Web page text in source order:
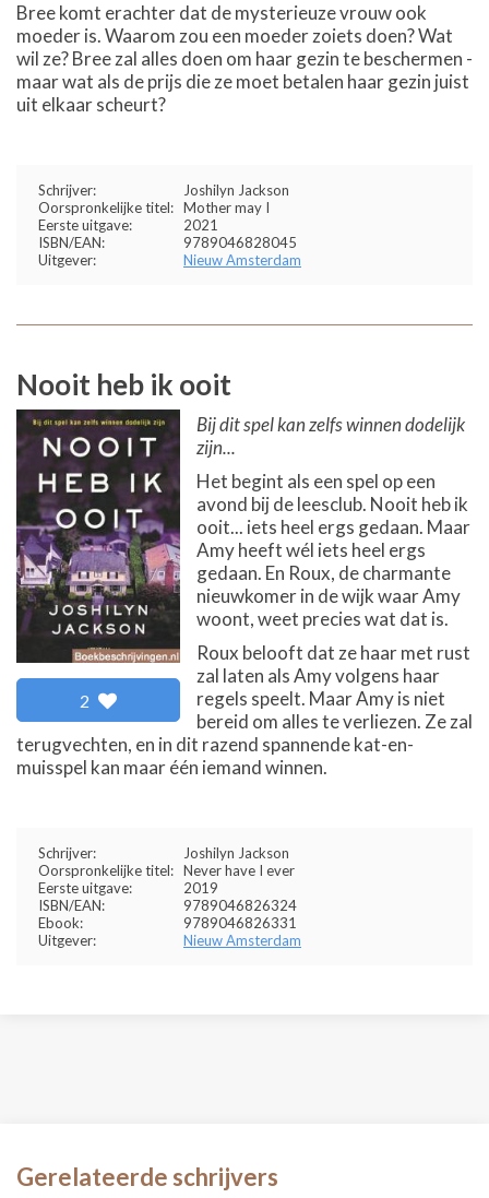
Bree komt erachter dat de mysterieuze vrouw ook
moeder is. Waarom zou een moeder zoiets doen? Wat
wil ze? Bree zal alles doen om haar gezin te beschermen -
maar wat als de prijs die ze moet betalen haar gezin juist
uit elkaar scheurt?
Schrijver:
Joshilyn Jackson
Oorspronkelijke titel: Mother may I
Eerste uitgave:
2021
ISBN/EAN:
9789046828045
Uitgever:
Nieuw Amsterdam
Nooit heb ik ooit
2
Bij dit spel kan zelfs winnen dodelijk
zijn...
Het begint als een spel op een
avond bij de leesclub. Nooit heb ik
ooit... iets heel ergs gedaan. Maar
Amy heeft wél iets heel ergs
gedaan. En Roux, de charmante
nieuwkomer in de wijk waar Amy
woont, weet precies wat dat is.
Roux belooft dat ze haar met rust
zal laten als Amy volgens haar
regels speelt. Maar Amy is niet
bereid om alles te verliezen. Ze zal
terugvechten, en in dit razend spannende kat-en-
muisspel kan maar één iemand winnen.
Schrijver:
Joshilyn Jackson
Oorspronkelijke titel: Never have I ever
Eerste uitgave:
2019
ISBN/EAN:
9789046826324
Ebook:
9789046826331
Uitgever:
Nieuw Amsterdam
Gerelateerde schrijvers